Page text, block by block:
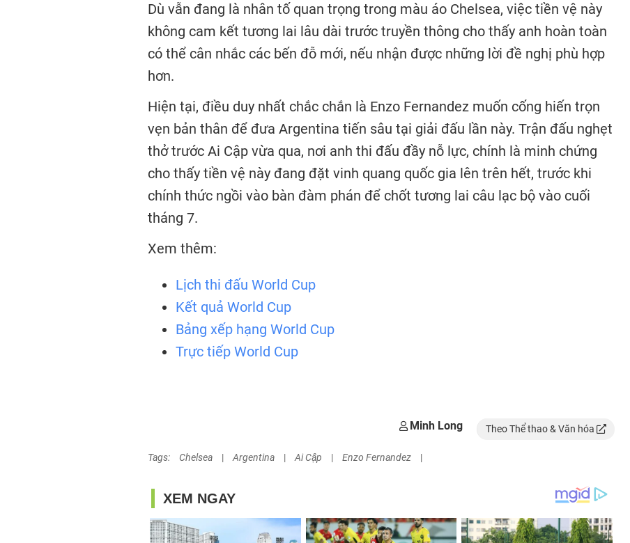
Dù vẫn đang là nhân tố quan trọng trong màu áo Chelsea, việc tiền vệ này
không cam kết tương lai lâu dài trước truyền thông cho thấy anh hoàn toàn
có thể cân nhắc các bến đỗ mới, nếu nhận được những lời đề nghị phù hợp
hơn.
Hiện tại, điều duy nhất chắc chắn là Enzo Fernandez muốn cống hiến trọn
vẹn bản thân để đưa Argentina tiến sâu tại giải đấu lần này. Trận đấu nghẹt
thở trước Ai Cập vừa qua, nơi anh thi đấu đầy nỗ lực, chính là minh chứng
cho thấy tiền vệ này đang đặt vinh quang quốc gia lên trên hết, trước khi
chính thức ngồi vào bàn đàm phán để chốt tương lai câu lạc bộ vào cuối
tháng 7.
Xem thêm:
Lịch thi đấu World Cup
Kết quả World Cup
Bảng xếp hạng World Cup
Trực tiếp World Cup
Minh Long Theo Thể thao & Văn hóa
Tags: Chelsea | Argentina | Ai Cập | Enzo Fernandez |